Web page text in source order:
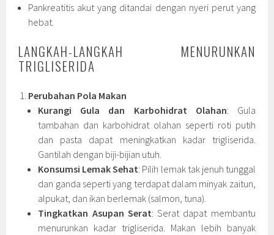
Pankreatitis akut yang ditandai dengan nyeri perut yang
hebat.
LANGKAH-LANGKAH MENURUNKAN
TRIGLISERIDA
Perubahan Pola Makan
Kurangi Gula dan Karbohidrat Olahan: Gula
tambahan dan karbohidrat olahan seperti roti putih
dan pasta dapat meningkatkan kadar trigliserida.
Gantilah dengan biji-bijian utuh.
Konsumsi Lemak Sehat: Pilih lemak tak jenuh tunggal
dan ganda seperti yang terdapat dalam minyak zaitun,
alpukat, dan ikan berlemak (salmon, tuna).
Tingkatkan Asupan Serat: Serat dapat membantu
menurunkan kadar trigliserida. Makan lebih banyak